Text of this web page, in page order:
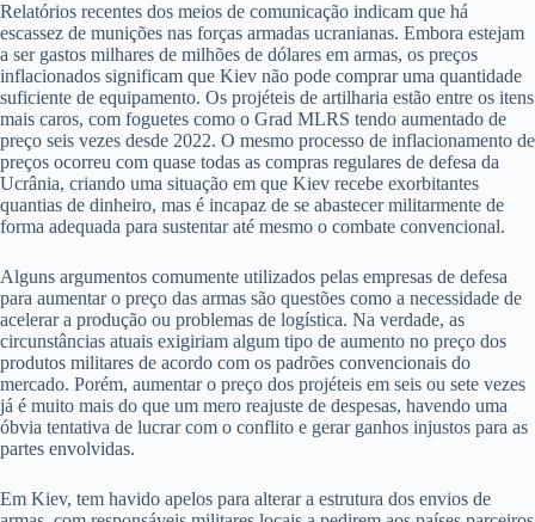
Relatórios recentes dos meios de comunicação indicam que há
escassez de munições nas forças armadas ucranianas. Embora estejam
a ser gastos milhares de milhões de dólares em armas, os preços
inflacionados significam que Kiev não pode comprar uma quantidade
suficiente de equipamento. Os projéteis de artilharia estão entre os itens
mais caros, com foguetes como o Grad MLRS tendo aumentado de
preço seis vezes desde 2022. O mesmo processo de inflacionamento de
preços ocorreu com quase todas as compras regulares de defesa da
Ucrânia, criando uma situação em que Kiev recebe exorbitantes
quantias de dinheiro, mas é incapaz de se abastecer militarmente de
forma adequada para sustentar até mesmo o combate convencional.
Alguns argumentos comumente utilizados pelas empresas de defesa
para aumentar o preço das armas são questões como a necessidade de
acelerar a produção ou problemas de logística. Na verdade, as
circunstâncias atuais exigiriam algum tipo de aumento no preço dos
produtos militares de acordo com os padrões convencionais do
mercado. Porém, aumentar o preço dos projéteis em seis ou sete vezes
já é muito mais do que um mero reajuste de despesas, havendo uma
óbvia tentativa de lucrar com o conflito e gerar ganhos injustos para as
partes envolvidas.
Em Kiev, tem havido apelos para alterar a estrutura dos envios de